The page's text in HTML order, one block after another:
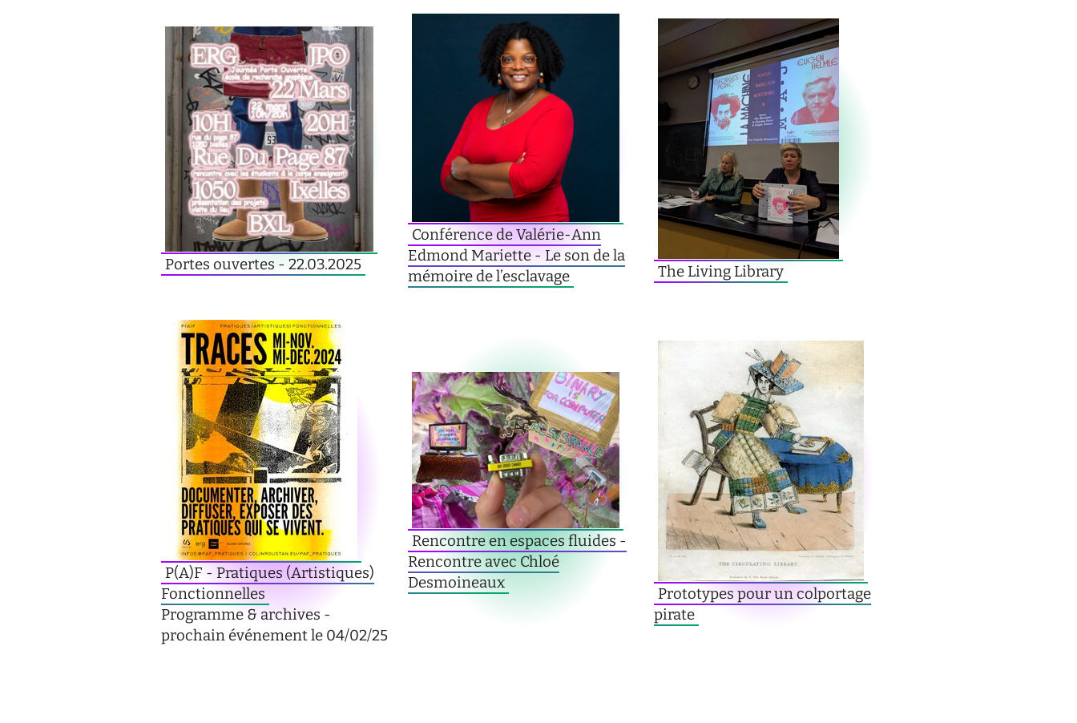
Portes ouvertes - 22.03.2025
Conférence de Valérie-Ann
Edmond Mariette - Le son de la
mémoire de l’esclavage
The Living Library
P(A)F - Pratiques (Artistiques)
Fonctionnelles
Programme & archives -
prochain événement le 04/02/25
Rencontre en espaces fluides -
Rencontre avec Chloé
Desmoineaux
Prototypes pour un colportage
pirate